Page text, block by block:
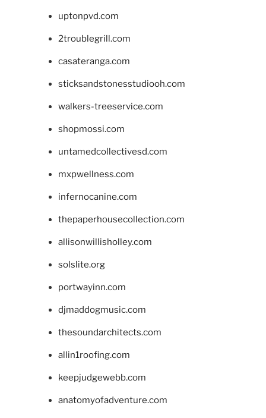
uptonpvd.com
2troublegrill.com
casateranga.com
sticksandstonesstudiooh.com
walkers-treeservice.com
shopmossi.com
untamedcollectivesd.com
mxpwellness.com
infernocanine.com
thepaperhousecollection.com
allisonwillisholley.com
solslite.org
portwayinn.com
djmaddogmusic.com
thesoundarchitects.com
allin1roofing.com
keepjudgewebb.com
anatomyofadventure.com